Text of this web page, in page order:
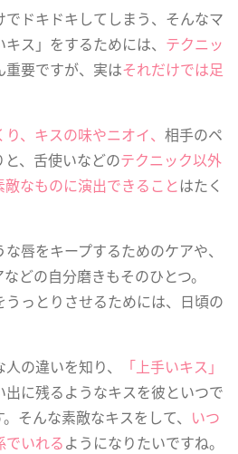
ドキドキしてしまう、そんなマ
ス」をするためには、 テクニッ
重要ですが、実はそれだけでは足
、キスの味やニオイ、 相手のペ
、舌使いなどのテクニック以外
敵なものに演出できることはたく
唇をキープするためのケアや、
どの自分磨きもそのひとつ。
うっとりさせるためには、日頃の
の違いを知り、
「上手いキス」
出に残るようなキスを彼といつで
そんな素敵なキスをして、 いつ
でいれるようになりたいですね。